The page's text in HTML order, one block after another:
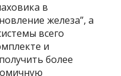
в
железа”, а
всего
и
более